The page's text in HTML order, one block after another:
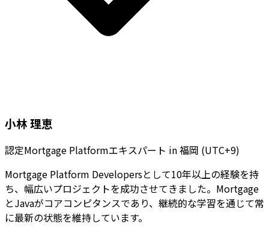
小林 理恵
認定Mortgage Platformエキスパート in福岡 (UTC+9)
Mortgage Platform Developersとして10年以上の経験を持
ち、幅広いプロジェクトを成功させてきました。Mortgage
とJavaがコアコンピタンスであり、継続的な学習を通じて常
に最新の状態を維持しています。